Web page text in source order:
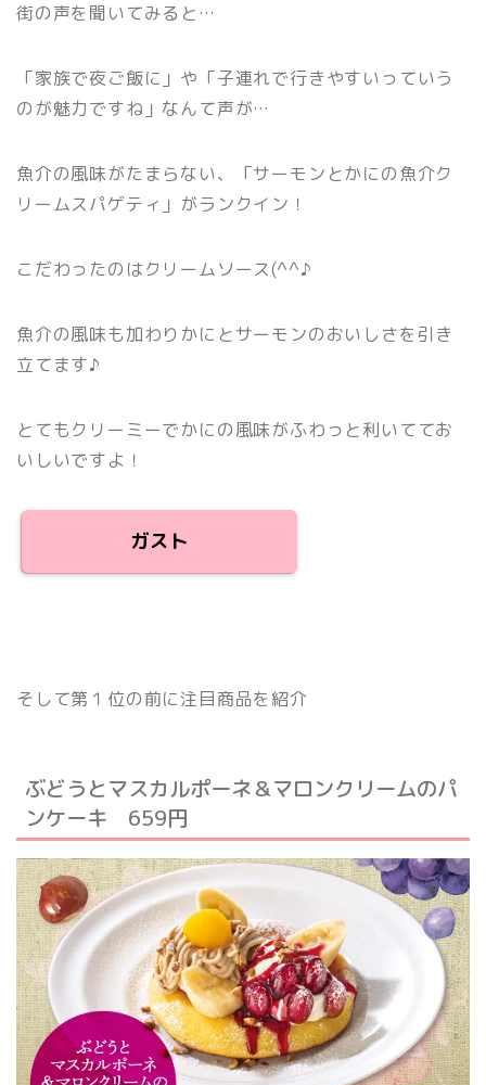
街の声を聞いてみると…
「家族で夜ご飯に」や「子連れで行きやすいっていう
のが魅力ですね」なんて声が…
魚介の風味がたまらない、「サーモンとかにの魚介ク
リームスパゲティ」がランクイン ！
こだわったのはクリームソース(^^♪
魚介の風味も加わりかにとサーモンのおいしさを引き
立てます♪
とてもクリーミーでかにの風味がふわっと利いててお
いしいですよ！
ガスト
そして第１位の前に注目商品を紹介
ぶどうとマスカルポーネ＆マロンクリームのパ
ンケーキ 659円